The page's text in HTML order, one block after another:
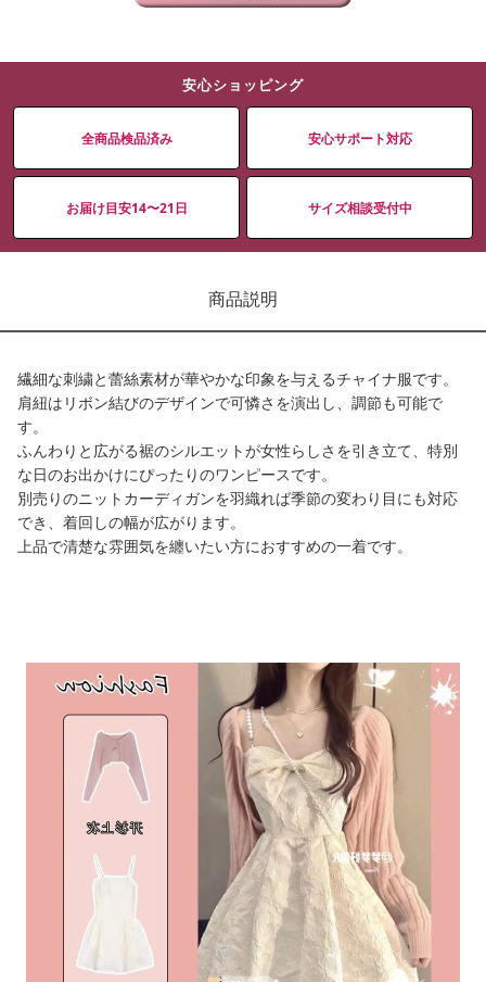
安心ショッピング
全商品検品済み 安心サポート対応
お届け目安14〜21日 サイズ相談受付中
商品説明
繊細な刺繍と蕾絲素材が華やかな印象を与えるチャイナ服です。
肩紐はリボン結びのデザインで可憐さを演出し、調節も可能で
す。
ふんわりと広がる裾のシルエットが女性らしさを引き立て、特別
な日のお出かけにぴったりのワンピースです。
別売りのニットカーディガンを羽織れば季節の変わり目にも対応
でき、着回しの幅が広がります。
上品で清楚な雰囲気を纏いたい方におすすめの一着です。